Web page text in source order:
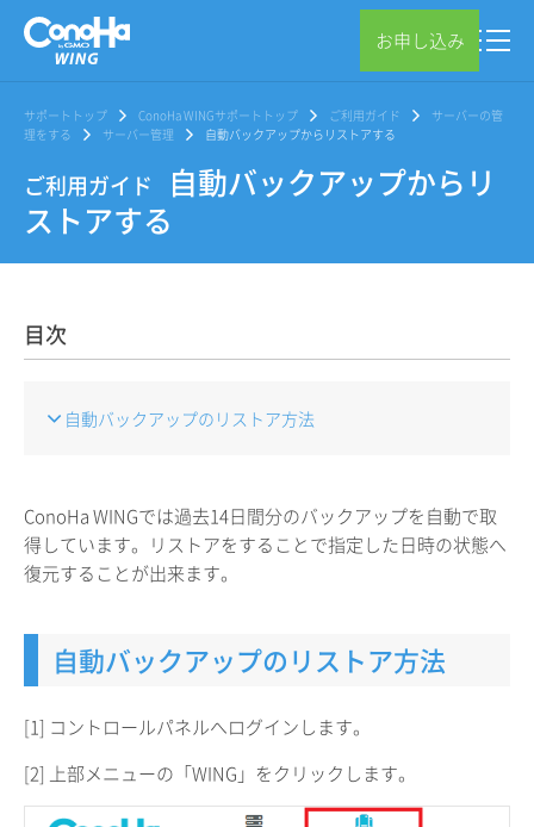
お申し込み
サポートトップ ConoHa WINGサポートトップ ご利用ガイド
サーバーの管
理をする
サーバー管理 自動バックアップからリストアする
ご利用ガイド
自動バックアップからリ
ストアする
目次
自動バックアップのリストア方法
ConoHa WINGでは過去14日間分のバックアップを自動で取
得しています。リストアをすることで指定した日時の状態へ
復元することが出来ます。
自動バックアップのリストア方法
[1] コントロールパネルへログインします。
[2] 上部メニューの「WING」をクリックします。